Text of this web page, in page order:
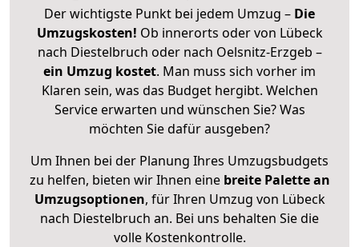
Der wichtigste Punkt bei jedem Umzug – Die
Umzugskosten! Ob innerorts oder von Lübeck
nach Diestelbruch oder nach Oelsnitz-Erzgeb –
ein Umzug kostet. Man muss sich vorher im
Klaren sein, was das Budget hergibt. Welchen
Service erwarten und wünschen Sie? Was
möchten Sie dafür ausgeben?
Um Ihnen bei der Planung Ihres Umzugsbudgets
zu helfen, bieten wir Ihnen eine breite Palette an
Umzugsoptionen, für Ihren Umzug von Lübeck
nach Diestelbruch an. Bei uns behalten Sie die
volle Kostenkontrolle.